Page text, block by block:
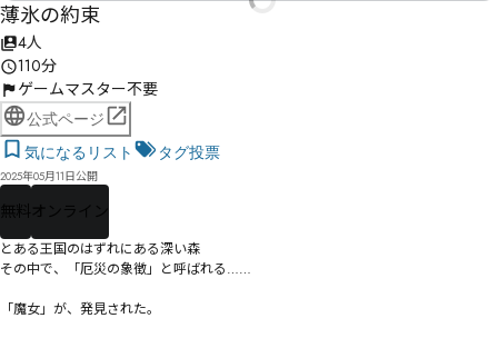
薄氷の約束
4人
110分
ゲームマスター不要
公式ページ
気になるリスト
タグ投票
2025年05月11日公開
無料 オンライン
とある王国のはずれにある深い森
その中で、「厄災の象徴」と呼ばれる……
「魔女」が、発見された。